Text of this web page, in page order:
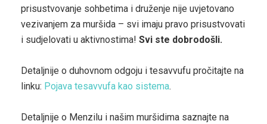
prisustvovanje sohbetima i druženje nije uvjetovano
vezivanjem za muršida – svi imaju pravo prisustvovati
i sudjelovati u aktivnostima! Svi ste dobrodošli.
Detaljnije o duhovnom odgoju i tesavvufu pročitajte na
linku: Pojava tesavvufa kao sistema.
Detaljnije o Menzilu i našim muršidima saznajte na